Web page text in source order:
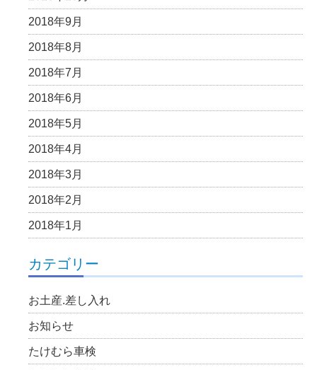
2018年9月
2018年8月
2018年7月
2018年6月
2018年5月
2018年4月
2018年3月
2018年2月
2018年1月
カテゴリー
お土産.差し入れ
お知らせ
たけむら車検